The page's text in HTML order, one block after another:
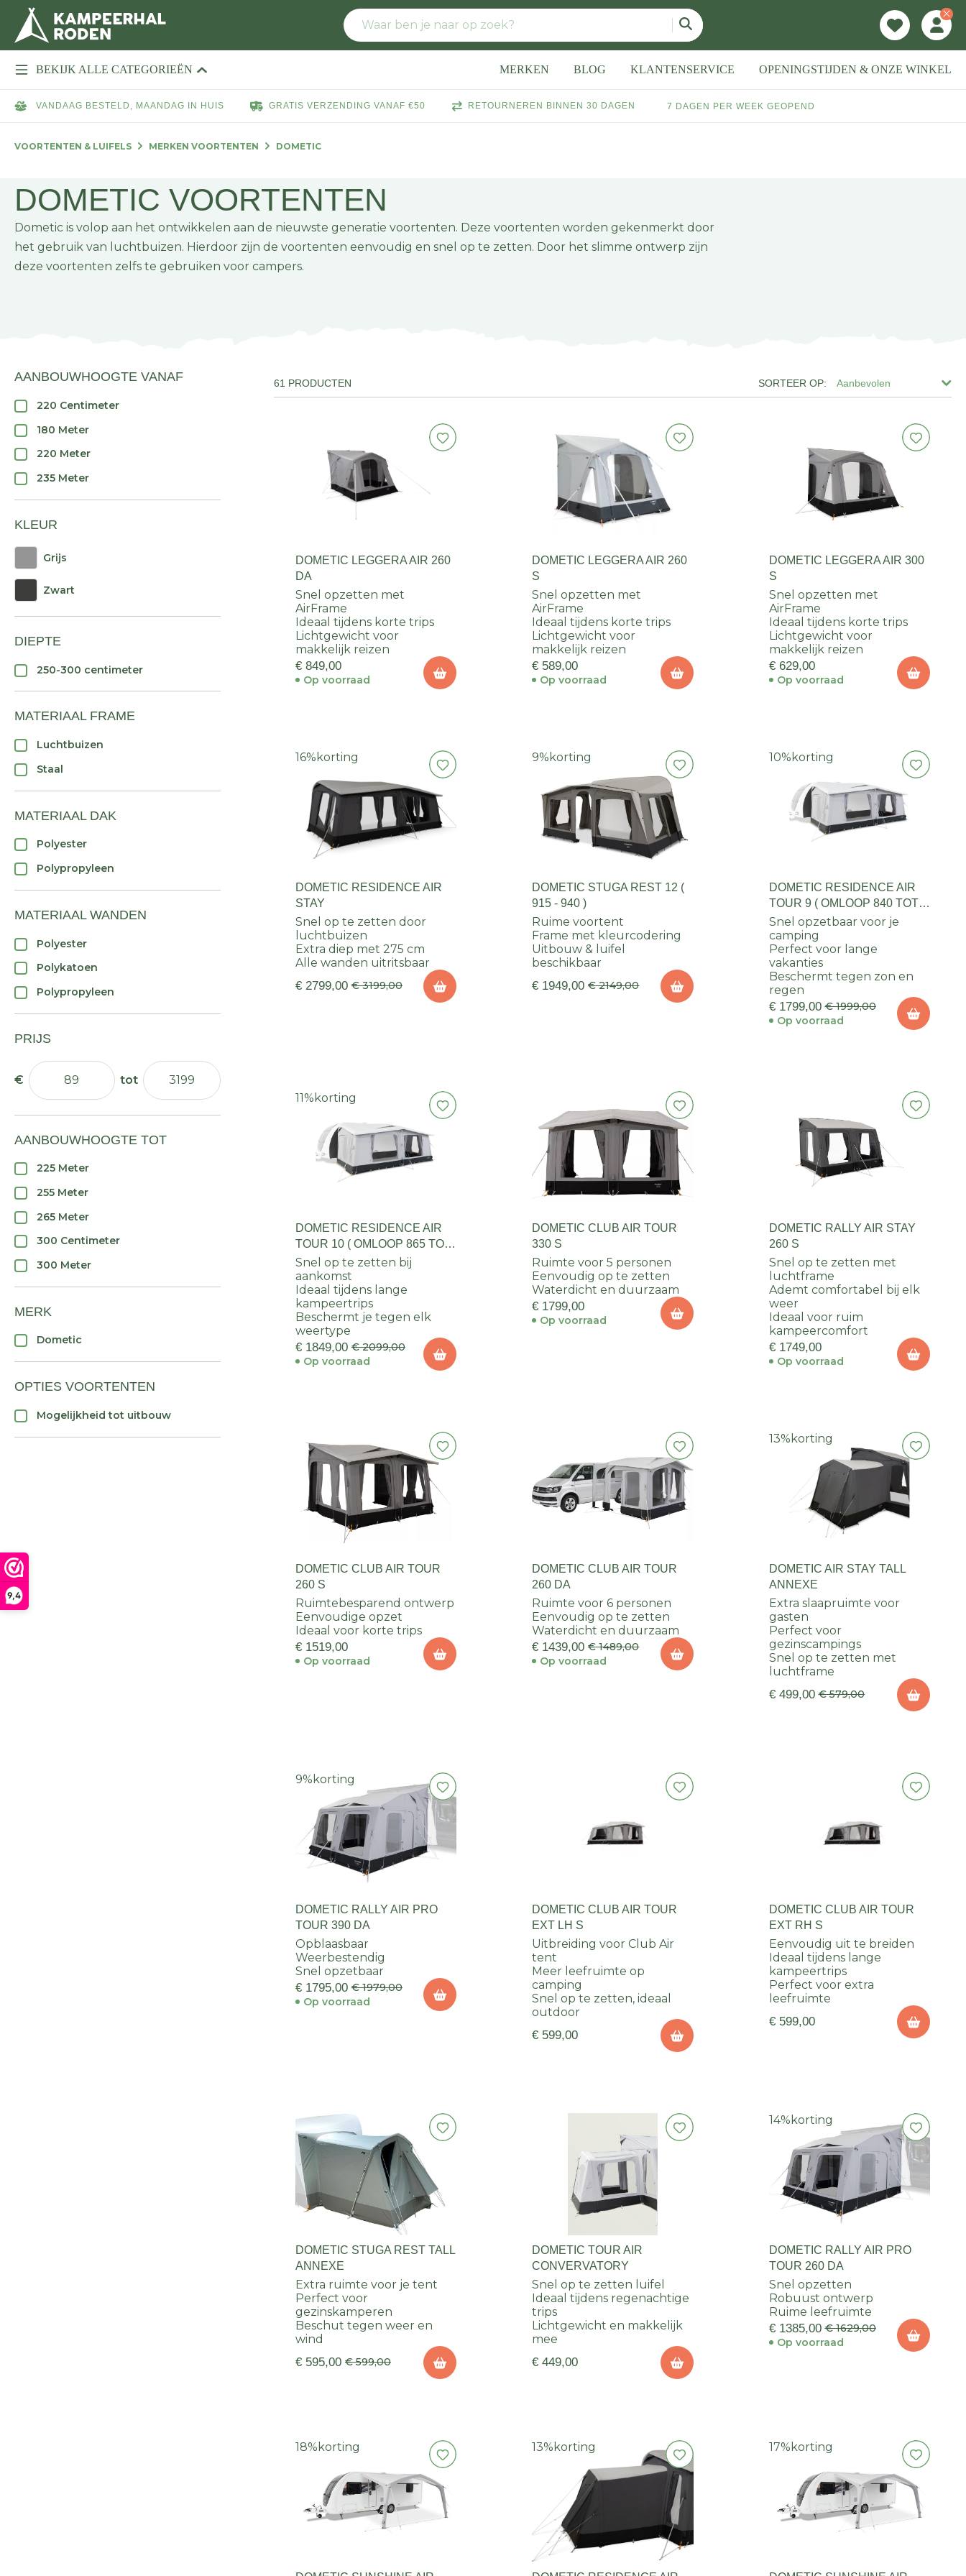
9,4
BEKIJK ALLE CATEGORIEËN MERKEN BLOG KLANTENSERVICE OPENINGSTIJDEN & ONZE WINKEL
VANDAAG BESTELD, MAANDAG IN HUIS GRATIS VERZENDING VANAF €50 RETOURNEREN BINNEN 30 DAGEN 7 DAGEN PER WEEK GEOPEND
VOORTENTEN & LUIFELS MERKEN VOORTENTEN DOMETIC
DOMETIC VOORTENTEN
Dometic is volop aan het ontwikkelen aan de nieuwste generatie voortenten. Deze voortenten worden gekenmerkt door
het gebruik van luchtbuizen. Hierdoor zijn de voortenten eenvoudig en snel op te zetten. Door het slimme ontwerp zijn
deze voortenten zelfs te gebruiken voor campers.
AANBOUWHOOGTE VANAF
220 Centimeter
180 Meter
220 Meter
235 Meter
KLEUR
Grijs
Zwart
DIEPTE
250-300 centimeter
MATERIAAL FRAME
Luchtbuizen
Staal
MATERIAAL DAK
Polyester
Polypropyleen
MATERIAAL WANDEN
Polyester
Polykatoen
Polypropyleen
PRIJS
AANBOUWHOOGTE TOT
225 Meter
255 Meter
265 Meter
300 Centimeter
300 Meter
MERK
Dometic
OPTIES VOORTENTEN
Mogelijkheid tot uitbouw
Aanbevolen
61 PRODUCTEN
DOMETIC LEGGERA AIR 260
DA
Snel opzetten met
AirFrame
Ideaal tijdens korte trips
Lichtgewicht voor
makkelijk reizen
€ 849,00
Op voorraad
DOMETIC LEGGERA AIR 260
S
Snel opzetten met
AirFrame
Ideaal tijdens korte trips
Lichtgewicht voor
makkelijk reizen
€ 589,00
Op voorraad
DOMETIC LEGGERA AIR 300
S
Snel opzetten met
AirFrame
Ideaal tijdens korte trips
Lichtgewicht voor
makkelijk reizen
€ 629,00
Op voorraad
16% korting
DOMETIC RESIDENCE AIR
STAY
Snel op te zetten door
luchtbuizen
Extra diep met 275 cm
Alle wanden uitritsbaar
€ 2799,00 € 3199,00
9% korting
DOMETIC STUGA REST 12 (
915 - 940 )
Ruime voortent
Frame met kleurcodering
Uitbouw & luifel
beschikbaar
€ 1949,00 € 2149,00
10% korting
DOMETIC RESIDENCE AIR
TOUR 9 ( OMLOOP 840 TOT
865 )
Snel opzetbaar voor je
camping
Perfect voor lange
vakanties
Beschermt tegen zon en
regen
€ 1799,00 € 1999,00
Op voorraad
11% korting
DOMETIC RESIDENCE AIR
TOUR 10 ( OMLOOP 865 TOT
890 )
Snel op te zetten bij
aankomst
Ideaal tijdens lange
kampeertrips
Beschermt je tegen elk
weertype
€ 1849,00 € 2099,00
Op voorraad
DOMETIC CLUB AIR TOUR
330 S
Ruimte voor 5 personen
Eenvoudig op te zetten
Waterdicht en duurzaam
€ 1799,00
Op voorraad
DOMETIC RALLY AIR STAY
260 S
Snel op te zetten met
luchtframe
Ademt comfortabel bij elk
weer
Ideaal voor ruim
kampeercomfort
€ 1749,00
Op voorraad
DOMETIC CLUB AIR TOUR
260 S
Ruimtebesparend ontwerp
Eenvoudige opzet
Ideaal voor korte trips
€ 1519,00
Op voorraad
DOMETIC CLUB AIR TOUR
260 DA
Ruimte voor 6 personen
Eenvoudig op te zetten
Waterdicht en duurzaam
€ 1439,00 € 1489,00
Op voorraad
13% korting
DOMETIC AIR STAY TALL
ANNEXE
Extra slaapruimte voor
gasten
Perfect voor
gezinscampings
Snel op te zetten met
luchtframe
€ 499,00 € 579,00
9% korting
DOMETIC RALLY AIR PRO
TOUR 390 DA
Opblaasbaar
Weerbestendig
Snel opzetbaar
€ 1795,00 € 1979,00
Op voorraad
DOMETIC CLUB AIR TOUR
EXT LH S
Uitbreiding voor Club Air
tent
Meer leefruimte op
camping
Snel op te zetten, ideaal
outdoor
€ 599,00
DOMETIC CLUB AIR TOUR
EXT RH S
Eenvoudig uit te breiden
Ideaal tijdens lange
kampeertrips
Perfect voor extra
leefruimte
€ 599,00
DOMETIC STUGA REST TALL
ANNEXE
Extra ruimte voor je tent
Perfect voor
gezinskamperen
Beschut tegen weer en
wind
€ 595,00 € 599,00
DOMETIC TOUR AIR
CONVERVATORY
Snel op te zetten luifel
Ideaal tijdens regenachtige
trips
Lichtgewicht en makkelijk
mee
€ 449,00
14% korting
DOMETIC RALLY AIR PRO
TOUR 260 DA
Snel opzetten
Robuust ontwerp
Ruime leefruimte
€ 1385,00 € 1629,00
Op voorraad
18% korting 13% korting 17% korting